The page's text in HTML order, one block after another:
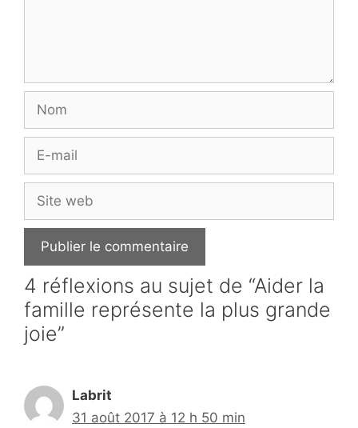
Nom
Site
web
4 réflexions au sujet de “Aider la
famille représente la plus grande
joie”
Labrit
31 août 2017 à 12 h 50 min